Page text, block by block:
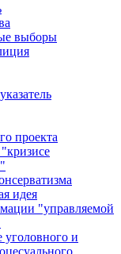
выборы
проекта
идея
"управляемой
уголовного и